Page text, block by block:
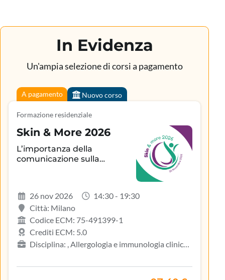
In Evidenza
Un'ampia selezione di corsi a pagamento
A pagamento Nuovo corso
Formazione residenziale
Skin & More 2026
L’importanza della
comunicazione sulla
dermatologica
26 nov 2026
14:30 - 19:30
Città: Milano
Codice ECM: 75-491399-1
Crediti ECM: 5.0
Disciplina: , Allergologia e immunologia clinica,
Medicina del lavoro e sicurezza degli ambienti di